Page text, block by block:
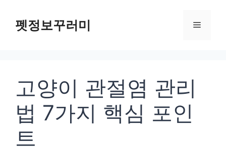
펫정보꾸러미 메
고양이 관절염 관리
법 7가지 핵심 포인
트